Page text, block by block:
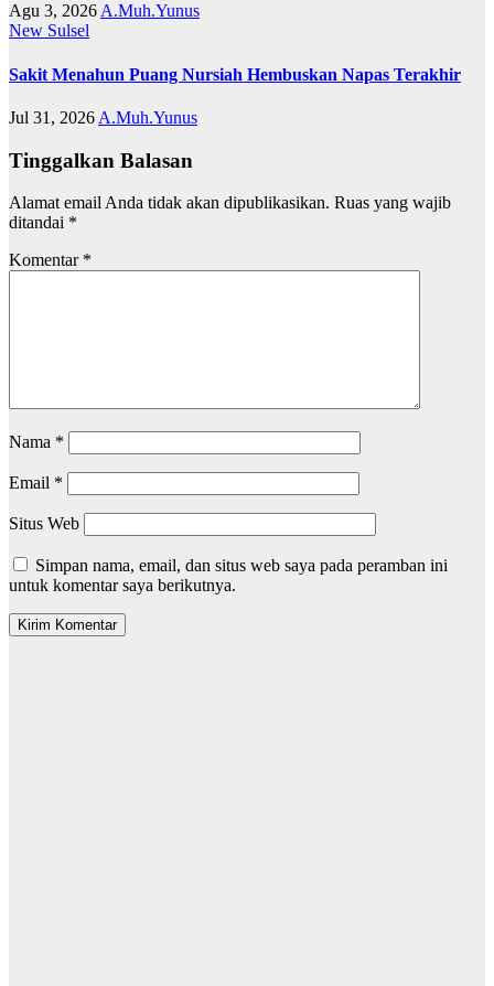
Agu 3, 2026 A.Muh.Yunus
New Sulsel
Sakit Menahun Puang Nursiah Hembuskan Napas Terakhir
Jul 31, 2026 A.Muh.Yunus
Tinggalkan Balasan
Alamat email Anda tidak akan dipublikasikan. Ruas yang wajib
ditandai *
Komentar *
Nama *
Email *
Situs Web
Simpan nama, email, dan situs web saya pada peramban ini
untuk komentar saya berikutnya.